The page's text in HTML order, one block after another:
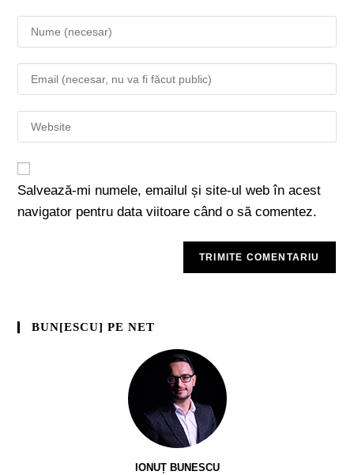
Salvează-mi numele, emailul și site-ul web în acest
navigator pentru data viitoare când o să comentez.
BUN[ESCU] PE NET
IONUȚ BUNESCU